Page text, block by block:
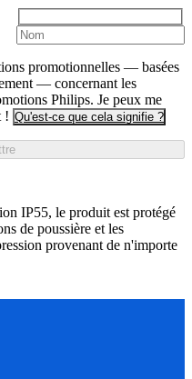
promotionnelles — basées
— concernant les
Philips. Je peux me
! Qu'est-ce que cela signifie ?
IP55, le produit est protégé
de poussière et les
provenant de n'importe